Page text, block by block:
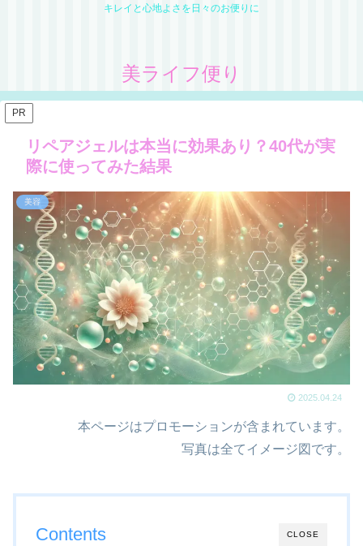
キレイと心地よさを日々のお便りに
美ライフ便り
PR
リペアジェルは本当に効果あり？40代が実
際に使ってみた結果
美容
2025.04.24
本ページはプロモーションが含まれています。
写真は全てイメージ図です。
CLOSE
Contents